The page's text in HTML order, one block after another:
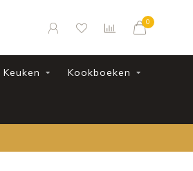
0
Keuken Kookboeken